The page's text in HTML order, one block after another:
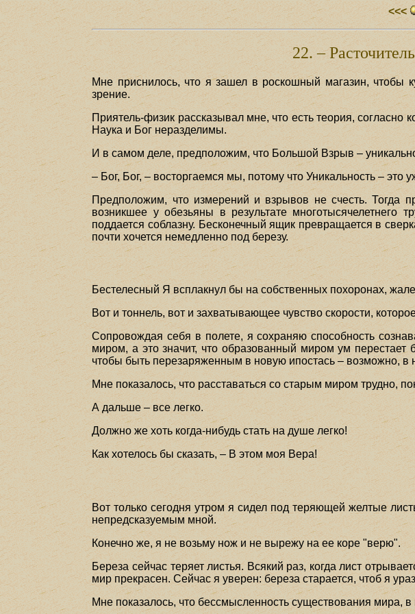
<<<
22. –
Мне приснилось, что я зашел в роскошный магазин, чтобы
зрение.
Приятель-физик рассказывал мне, что есть теория,
Наука и Бог неразделимы.
И в самом деле, предположим, что Большой Взрыв –
– Бог, Бог, – восторгаемся мы, потому что Уникальность – это
Предположим, что измерений и взрывов не счесть. Тогда
возникшее у обезьяны в результате
поддается соблазну. Бесконечный ящик превращается в
почти хочется немедленно под березу.
Бестелесный Я всплакнул бы на собственных похоронах,
Вот и тоннель, вот и захватывающее чувство скорости,
Сопровождая себя в полете, я сохраняю способность
миром, а это значит, что образованный миром ум
чтобы быть перезаряженным в новую ипостась – возможно, в
Мне показалось, что расставаться со старым миром трудно,
А дальше – все легко.
Должно же хоть когда-нибудь стать на душе легко!
Как хотелось бы сказать, – В этом моя Вера!
Вот только сегодня утром я сидел под теряющей желтые
непредсказуемым мной.
Конечно же, я не возьму нож и не вырежу на ее коре "верю".
Береза сейчас теряет листья. Всякий раз, когда лист
мир прекрасен. Сейчас я уверен: береза старается, чтоб я
Мне показалось, что бессмысленность существования мира,